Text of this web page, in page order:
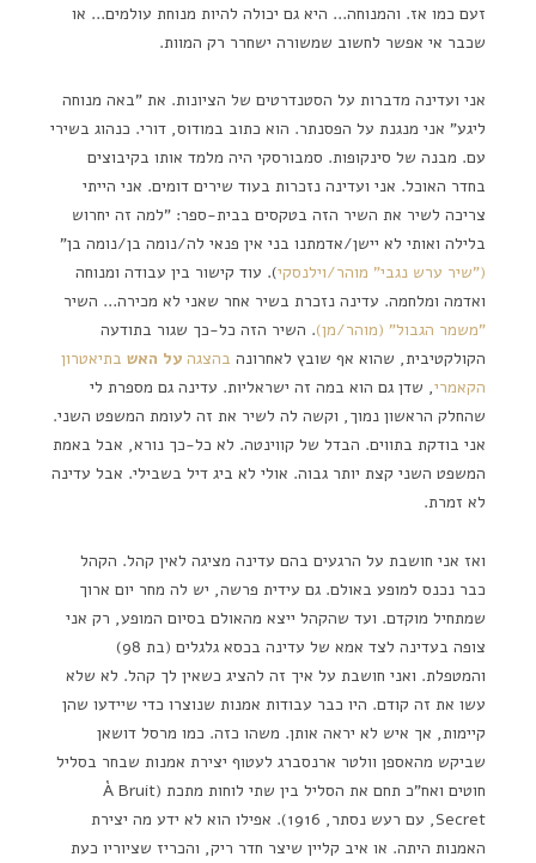
זעם כמו אז. והמנוחה… היא גם יכולה להיות מנוחת עולמים… או
שכבר אי אפשר לחשוב שמשורה ישחרר רק המוות.
אני ועדינה מדברות על הסטנדרטים של הציונות. את "באה מנוחה
ליגע" אני מנגנת על הפסנתר. הוא כתוב במודוס, דורי. כנהוג בשירי
עם. מבנה של סינקופות. סמבורסקי היה מלמד אותו בקיבוצים
בחדר האוכל. אני ועדינה נזכרות בעוד שירים דומים. אני הייתי
צריכה לשיר את השיר הזה בטקסים בבית-ספר: "למה זה יחרוש
בלילה ואותי לא יישן/אדמתנו בני אין פנאי לה/נומה בן/נומה בן"
("שיר ערש נגבי" מוהר/וילנסקי). עוד קישור בין עבודה ומנוחה
ואדמה ומלחמה. עדינה נזכרת בשיר אחר שאני לא מכירה… השיר
"משמר הגבול" (מוהר/מן). השיר הזה כל-כך שגור בתודעה
הקולקטיבית, שהוא אף שובץ לאחרונה בהצגה על האש בתיאטרון
הקאמרי, שדן גם הוא במה זה ישראליות. עדינה גם מספרת לי
שהחלק הראשון נמוך, וקשה לה לשיר את זה לעומת המשפט השני.
אני בודקת בתווים. הבדל של קווינטה. לא כל-כך נורא, אבל באמת
המשפט השני קצת יותר גבוה. אולי לא ביג דיל בשבילי. אבל עדינה
לא זמרת.
ואז אני חושבת על הרגעים בהם עדינה מציגה לאין קהל. הקהל
כבר נכנס למופע באולם. גם עידית פרשה, יש לה מחר יום ארוך
שמתחיל מוקדם. ועד שהקהל ייצא מהאולם בסיום המופע, רק אני
צופה בעדינה לצד אמא של עדינה בכסא גלגלים (בת 98)
והמטפלת. ואני חושבת על איך זה להציג כשאין לך קהל. לא שלא
עשו את זה קודם. היו כבר עבודות אמנות שנוצרו כדי שיידעו שהן
קיימות, אך איש לא יראה אותן. משהו כזה. כמו מרסל דושאן
שביקש מהאספן וולטר ארנסברג לעטוף יצירת אמנות שבחר בסליל
חוטים ואח"כ תחם את הסליל בין שתי לוחות מתכת (À Bruit
Secret, עם רעש נסתר, 1916). אפילו הוא לא ידע מה יצירת
האמנות היתה. או איב קליין שיצר חדר ריק, והכריז שציוריו כעת